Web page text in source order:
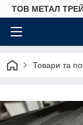
ТОВ МЕТАЛ
Товари та